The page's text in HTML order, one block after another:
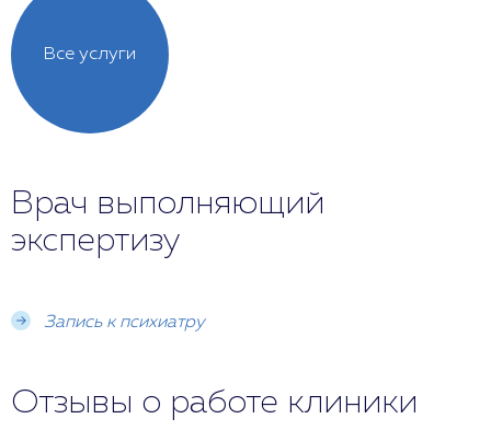
Все услуги
Врач выполняющий
экспертизу
Запись к психиатру
Отзывы о работе клиники